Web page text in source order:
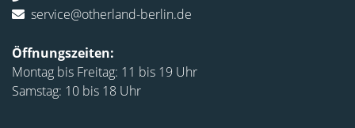
service@otherland-berlin.de
Öffnungszeiten:
Montag bis Freitag: 11 bis 19 Uhr
Samstag: 10 bis 18 Uhr